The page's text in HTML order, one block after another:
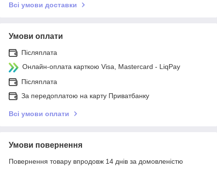
Всі умови доставки
Умови оплати
Післяплата
Онлайн-оплата карткою Visa, Mastercard - LiqPay
Післяплата
За передоплатою на карту Приватбанку
Всі умови оплати
Умови повернення
Повернення товару впродовж 14 днів за домовленістю